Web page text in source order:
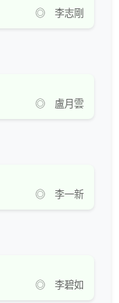
◎ 李志剛
◎ 盧月雲
◎ 李一新
◎ 李碧如